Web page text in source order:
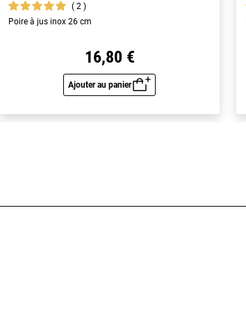
2
Poire à jus inox 26 cm
16,80 €
Ajouter au panier
Aperçu rapide